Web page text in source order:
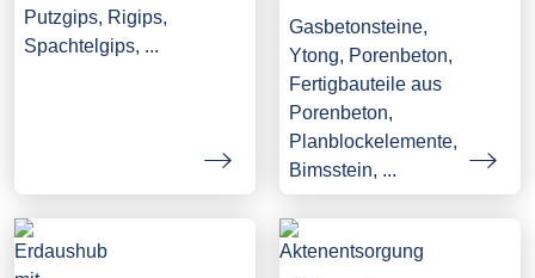
Putzgips, Rigips,
Spachtelgips, ...
Gasbetonsteine,
Ytong, Porenbeton,
Fertigbauteile aus
Porenbeton,
Planblockelemente,
Bimsstein, ...